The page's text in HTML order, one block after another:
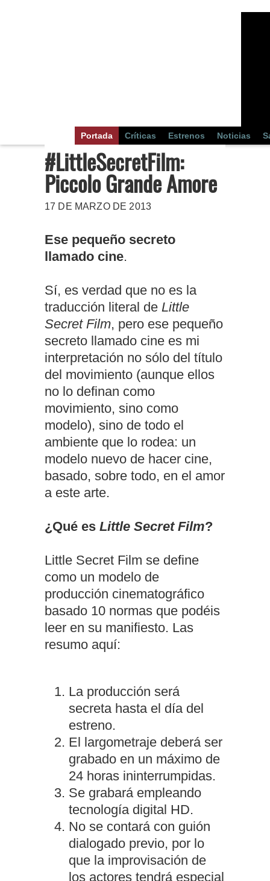
Portada Críticas Estrenos Noticias
#LittleSecretFilm:
Piccolo Grande Amore
17 DE MARZO DE 2013
Ese pequeño secreto
llamado cine.
Sí, es verdad que no es la
traducción literal de Little
Secret Film, pero ese pequeño
secreto llamado cine es mi
interpretación no sólo del título
del movimiento (aunque ellos
no lo definan como
movimiento, sino como
modelo), sino de todo el
ambiente que lo rodea: un
modelo nuevo de hacer cine,
basado, sobre todo, en el amor
a este arte.
¿Qué es Little Secret Film?
Little Secret Film se define
como un modelo de
producción cinematográfico
basado 10 normas que podéis
leer en su manifiesto. Las
resumo aquí:
La producción será
secreta hasta el día del
estreno.
El largometraje deberá ser
grabado en un máximo de
24 horas ininterrumpidas.
Se grabará empleando
tecnología digital HD.
No se contará con guión
dialogado previo, por lo
que la improvisación de
los actores tendrá especial